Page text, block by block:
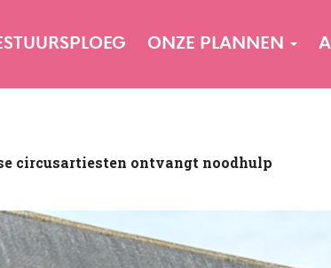
ONZE PLANNEN
circusartiesten ontvangt noodhulp